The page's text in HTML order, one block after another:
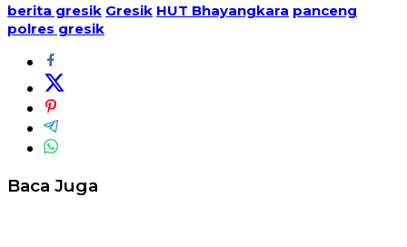
berita gresik Gresik HUT Bhayangkara panceng
polres gresik
Baca Juga